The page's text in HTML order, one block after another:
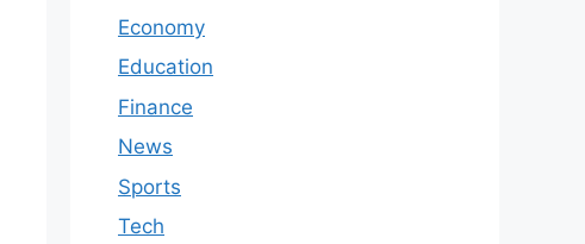
Economy
Education
Finance
News
Sports
Tech